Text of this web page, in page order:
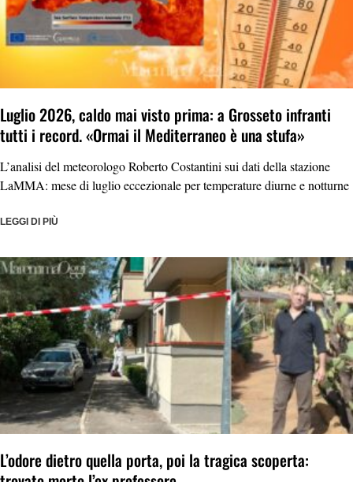
Luglio 2026, caldo mai visto prima: a Grosseto infranti
tutti i record. «Ormai il Mediterraneo è una stufa»
L’analisi del meteorologo Roberto Costantini sui dati della stazione
LaMMA: mese di luglio eccezionale per temperature diurne e notturne
LEGGI DI PIÙ
L’odore dietro quella porta, poi la tragica scoperta: